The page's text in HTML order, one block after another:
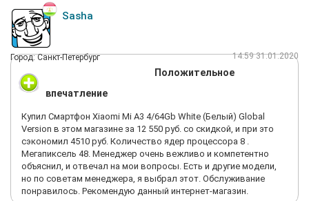
Sasha
Город: Санкт-Петербург 14:59 31.01.2020
Положительное
впечатление
Купил Смартфон Xiaomi Mi A3 4/64Gb White (Белый) Global
Version в этом магазине за 12 550 руб. со скидкой, и при это
сэкономил 4510 руб. Количество ядер процессора 8 .
Мегапиксель 48. Менеджер очень вежливо и компетентно
объяснил, и отвечал на мои вопросы. Есть и другие модели,
но по советам менеджера, я выбрал этот. Обслуживание
понравилось. Рекомендую данный интернет-магазин.